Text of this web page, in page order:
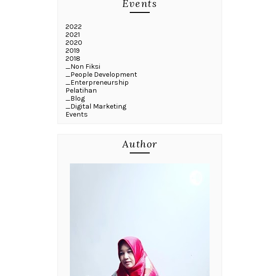
Events
2022
2021
2020
2019
2018
_Non Fiksi
_People Development
_Enterpreneurship
Pelatihan
_Blog
_Digital Marketing
Events
Author